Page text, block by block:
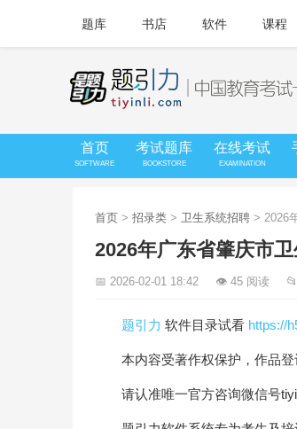
题库 书店 软件 课程
首页
SOFTWARE
考试题库
BOOKSTORE
在线考试
EXAMINATION
首页 > 招录类 > 卫生系统招聘 > 2026
2026年广东省肇庆市
📅 2026-02-01 18:42 👁 45 阅读
题引力 软件目录试看 https://
本内容受著作权保护，作品
请认准唯一官方咨询微信号